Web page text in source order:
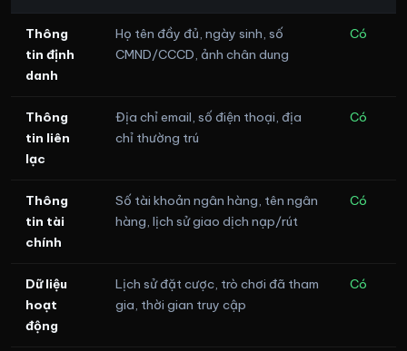
Thông
tin định
danh
Họ tên đầy đủ, ngày sinh, số
CMND/CCCD, ảnh chân dung
Có
Thông
tin liên
lạc
Địa chỉ email, số điện thoại, địa
chỉ thường trú
Có
Thông
tin tài
chính
Số tài khoản ngân hàng, tên ngân
hàng, lịch sử giao dịch nạp/rút
Có
Dữ liệu
hoạt
động
Lịch sử đặt cược, trò chơi đã tham
gia, thời gian truy cập
Có